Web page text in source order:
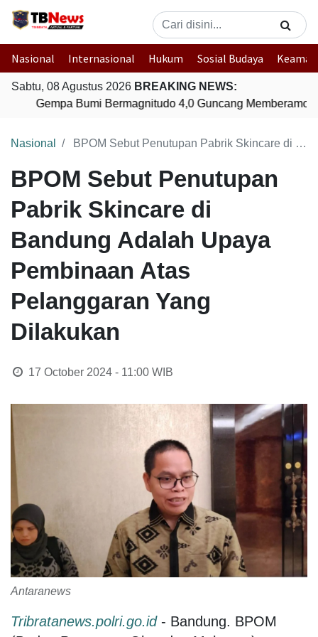
Nasional Internasional Hukum Sosial Budaya
Sabtu, 08 Agustus 2026 BREAKING NEWS:
Gempa Bumi Bermagnitudo 4,0 Guncang Memberamo
Nasional BPOM Sebut Penutupan Pabrik Skincare di Bandung Adalah Upaya Pembinaan Atas Pelanggaran Yang Dilakukan
BPOM Sebut Penutupan
Pabrik Skincare di
Bandung Adalah Upaya
Pembinaan Atas
Pelanggaran Yang
Dilakukan
17 October 2024 - 11:00WIB
Antaranews
Tribratanews.polri.go.id- Bandung. BPOM